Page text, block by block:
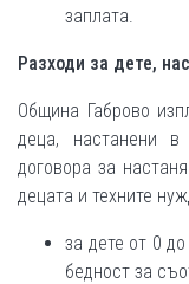
заплата.
Разходи за дете,
Община Габрово
деца, настанени
договора за
децата и техните
за дете от 0
бедност за